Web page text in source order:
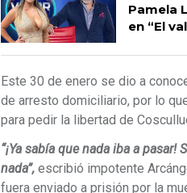
Pamela
en “El
Este 30 de enero se dio a
de arresto domiciliario, por lo
para pedir la libertad de
“¡Ya sabía que nada iba a
nada”, escribió impotente
fuera enviado a prisión por la